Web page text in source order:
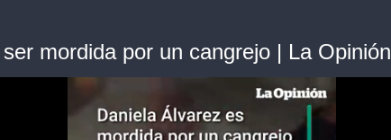
mordida por un cangrejo | La Opinión